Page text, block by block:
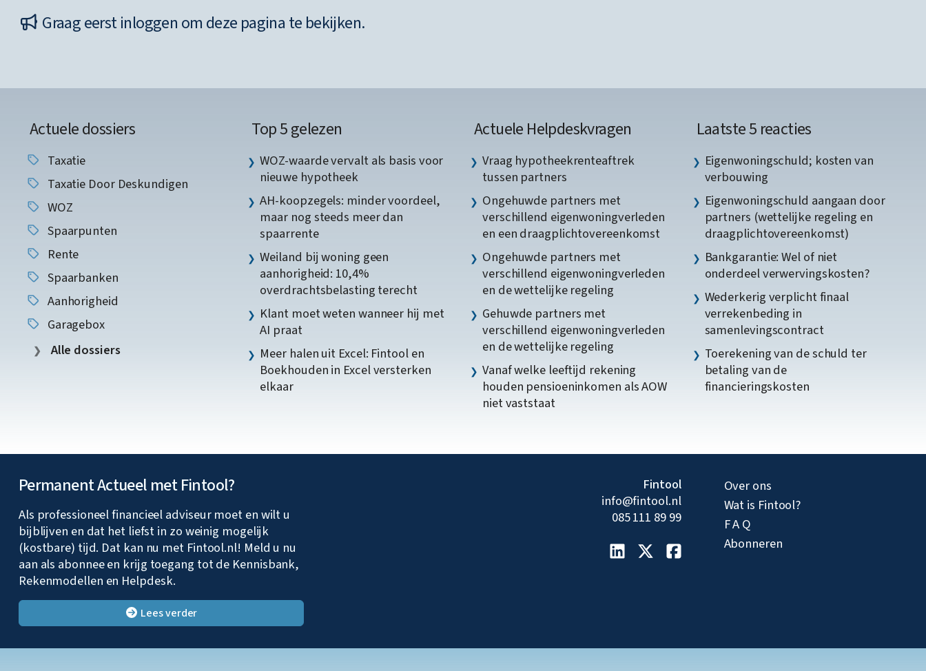
Graag eerst inloggen om deze pagina te bekijken.
Actuele dossiers
Taxatie
Taxatie Door Deskundigen
WOZ
Spaarpunten
Rente
Spaarbanken
Aanhorigheid
Garagebox
Alle dossiers
Top 5 gelezen
WOZ-waarde vervalt als basis voor
nieuwe hypotheek
AH-koopzegels: minder voordeel,
maar nog steeds meer dan
spaarrente
Weiland bij woning geen
aanhorigheid: 10,4%
overdrachtsbelasting terecht
Klant moet weten wanneer hij met
AI praat
Meer halen uit Excel: Fintool en
Boekhouden in Excel versterken
elkaar
Actuele Helpdeskvragen
Vraag hypotheekrenteaftrek
tussen partners
Ongehuwde partners met
verschillend eigenwoningverleden
en een draagplichtovereenkomst
Ongehuwde partners met
verschillend eigenwoningverleden
en de wettelijke regeling
Gehuwde partners met
verschillend eigenwoningverleden
en de wettelijke regeling
Vanaf welke leeftijd rekening
houden pensioeninkomen als AOW
niet vaststaat
Laatste 5 reacties
Eigenwoningschuld; kosten van
verbouwing
Eigenwoningschuld aangaan door
partners (wettelijke regeling en
draagplichtovereenkomst)
Bankgarantie: Wel of niet
onderdeel verwervingskosten?
Wederkerig verplicht finaal
verrekenbeding in
samenlevingscontract
Toerekening van de schuld ter
betaling van de
financieringskosten
Permanent Actueel met Fintool?
Als professioneel financieel adviseur moet en wilt u
bijblijven en dat het liefst in zo weinig mogelijk
(kostbare) tijd. Dat kan nu met Fintool.nl! Meld u nu
aan als abonnee en krijg toegang tot de Kennisbank,
Rekenmodellen en Helpdesk.
Lees verder
Fintool
info@fintool.nl
085 111 89 99
Over ons
Wat is Fintool?
F A Q
Abonneren